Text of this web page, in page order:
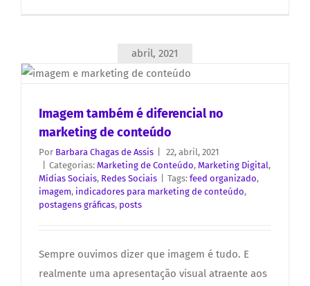
abril, 2021
Imagem também é diferencial no
marketing de conteúdo
Por Barbara Chagas de Assis
22, abril, 2021
Categorias: Marketing de Conteúdo, Marketing Digital,
Mídias Sociais, Redes Sociais Tags: feed organizado,
imagem, indicadores para marketing de conteúdo,
postagens gráficas, posts
Sempre ouvimos dizer que imagem é tudo. E
realmente uma apresentação visual atraente aos